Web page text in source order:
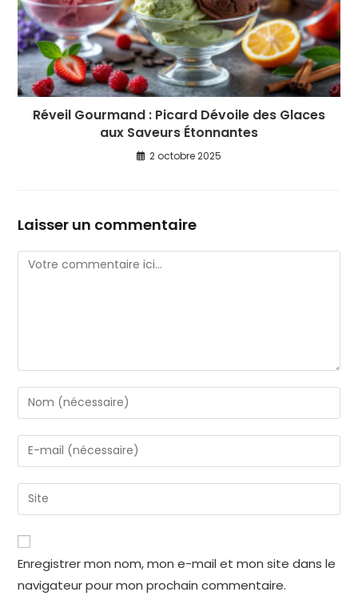
Réveil Gourmand : Picard Dévoile des Glaces
aux Saveurs Étonnantes
2 octobre 2025
Laisser un commentaire
Enregistrer mon nom, mon e-mail et mon site dans le
navigateur pour mon prochain commentaire.